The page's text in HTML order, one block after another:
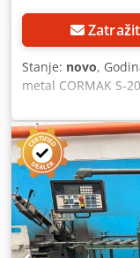
Stanje: novo,
metal CORMAK S-
tračna pila,
industriji.
nudeći visoku
rezanju velikih
vođenja sa
podizanje i
glave. Glavne
kretanja ruke
spuštanja *